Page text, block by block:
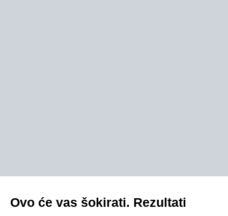
Ovo će vas šokirati. Rezultati